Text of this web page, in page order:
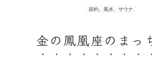
節約、風水、サウナ
金の鳳凰座のまっ